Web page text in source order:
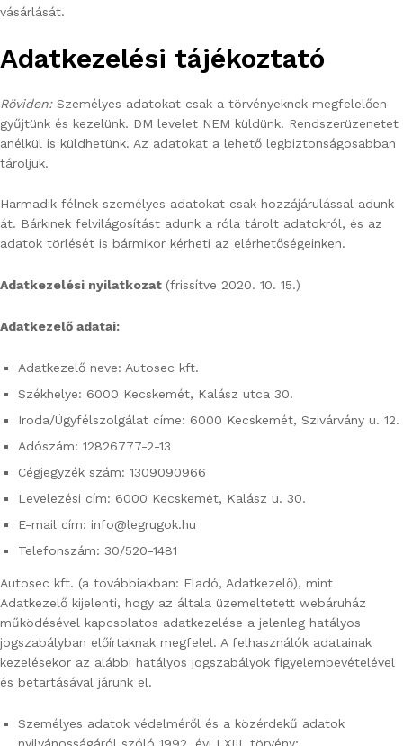
vásárlását.
Adatkezelési tájékoztató
Röviden: Személyes adatokat csak a törvényeknek megfelelően
gyűjtünk és kezelünk. DM levelet NEM küldünk. Rendszerüzenetet
anélkül is küldhetünk. Az adatokat a lehető legbiztonságosabban
tároljuk.
Harmadik félnek személyes adatokat csak hozzájárulással adunk
át. Bárkinek felvilágosítást adunk a róla tárolt adatokról, és az
adatok törlését is bármikor kérheti az elérhetőségeinken.
Adatkezelési nyilatkozat (frissítve 2020. 10. 15.)
Adatkezelő adatai:
Adatkezelő neve: Autosec kft.
Székhelye: 6000 Kecskemét, Kalász utca 30.
Iroda/Ügyfélszolgálat címe: 6000 Kecskemét, Szivárvány u. 12.
Adószám: 12826777-2-13
Cégjegyzék szám: 1309090966
Levelezési cím: 6000 Kecskemét, Kalász u. 30.
E-mail cím: info@legrugok.hu
Telefonszám: 30/520-1481
Autosec kft. (a továbbiakban: Eladó, Adatkezelő), mint
Adatkezelő kijelenti, hogy az általa üzemeltetett webáruház
működésével kapcsolatos adatkezelése a jelenleg hatályos
jogszabályban előírtaknak megfelel. A felhasználók adatainak
kezelésekor az alábbi hatályos jogszabályok figyelembevételével
és betartásával járunk el.
Személyes adatok védelméről és a közérdekű adatok
nyilvánosságáról szóló 1992. évi LXIII. törvény;